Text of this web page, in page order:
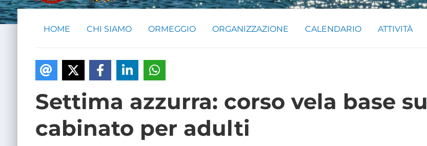
HOME CHI SIAMO ORMEGGIO ORGANIZZAZIONE CALENDARIO ATTIVITÀ
Settima azzurra: corso vela base su
cabinato per adulti